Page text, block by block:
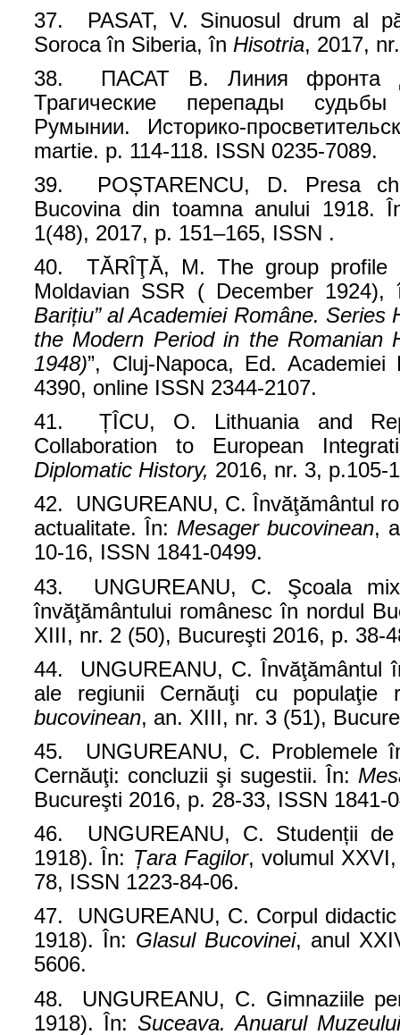
37. PASAT, V. Sinuosul drum al
Soroca în Siberia, în Hisotria, 2017,
38. ПАСАТ В. Линия фронта
Трагические перепады
Румынии. Историко-
martie. p. 114-118. ISSN 0235-7089.
39. POȘTARENCU, D. Presa
Bucovina din toamna anului 1918.
1(48), 2017, p. 151–165, ISSN .
40. TĂRÎŢĂ, M. The group profile
Moldavian SSR ( December 1924),
Barițiu” al Academiei Române. Series
the Modern Period in the Romanian
1948)”, Cluj-Napoca, Ed.
4390, online ISSN 2344-2107.
41. ȚÎCU, O.
Lithuania and
Collaboration to European
Diplomatic History, 2016, nr. 3, p.105-
42. UNGUREANU, C.
Învăţământul
actualitate. În: Mesager bucovinean,
10-16, ISSN 1841-0499.
43. UNGUREANU, C.
Şcoala
învăţământului românesc în nordul
XIII, nr. 2 (50), Bucureşti 2016, p. 38-
44. UNGUREANU, C. Învăţământul
ale regiunii Cernăuţi cu populaţie
bucovinean, an. XIII, nr. 3 (51),
45. UNGUREANU, C.
Problemele
Cernăuţi: concluzii şi sugestii. În:
Bucureşti 2016, p. 28-33, ISSN 1841-
46. UNGUREANU, C. Studenții
1918). În: Țara Fagilor, volumul
78, ISSN 1223-84-06.
47. UNGUREANU, C. Corpul
1918). În: Glasul Bucovinei, anul
5606.
48. UNGUREANU, C. Gimnaziile
1918). În:Suceava. Anuarul